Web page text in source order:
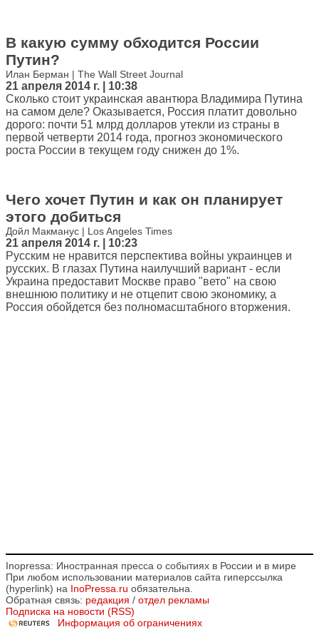
В какую сумму обходится России
Путин?
Илан Берман | The Wall Street Journal
21 апреля 2014 г. | 10:38
Сколько стоит украинская авантюра Владимира Путина
на самом деле? Оказывается, Россия платит довольно
дорого: почти 51 млрд долларов утекли из страны в
первой четверти 2014 года, прогноз экономического
роста России в текущем году снижен до 1%.
Чего хочет Путин и как он планирует
этого добиться
Дойл Макманус | Los Angeles Times
21 апреля 2014 г. | 10:23
Русским не нравится перспектива войны украинцев и
русских. В глазах Путина наилучший вариант - если
Украина предоставит Москве право "вето" на свою
внешнюю политику и не отцепит свою экономику, а
Россия обойдется без полномасштабного вторжения.
Inopressa: Иностранная пресса о событиях в России и в мире
При любом использовании материалов сайта гиперссылка
(hyperlink) на InoPressa.ru обязательна.
Обратная связь: редакция / отдел рекламы
Подписка на новости (RSS)
Информация об ограничениях